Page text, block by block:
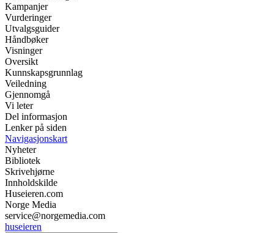
Kampanjer
Vurderinger
Utvalgsguider
Håndbøker
Visninger
Oversikt
Kunnskapsgrunnlag
Veiledning
Gjennomgå
Vi leter
Del informasjon
Lenker på siden
Navigasjonskart
Nyheter
Bibliotek
Skrivehjørne
Innholdskilde
Huseieren.com
Norge Media
service@norgemedia.com
huseieren